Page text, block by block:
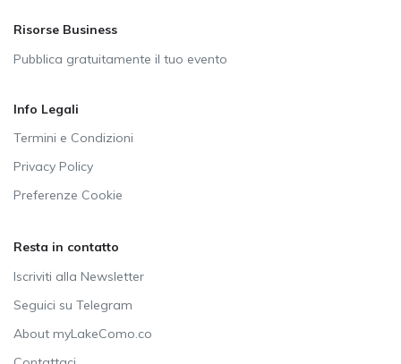
Risorse Business
Pubblica gratuitamente il tuo evento
Info Legali
Termini e Condizioni
Privacy Policy
Preferenze Cookie
Resta in contatto
Iscriviti alla Newsletter
Seguici su Telegram
About myLakeComo.co